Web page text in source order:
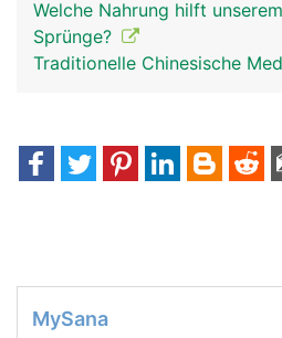
Welche Nahrung hilft
Sprünge?
Traditionelle Chinesische
MySana